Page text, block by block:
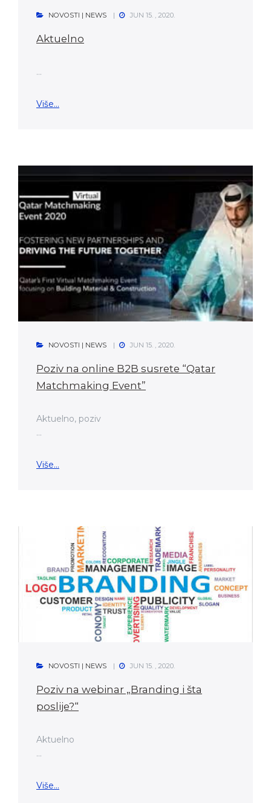
NOVOSTI | NEWS JUN 15. , 2020.
Aktuelno
...
Više...
NOVOSTI | NEWS JUN 15. , 2020.
Poziv na online B2B susrete “Qatar
Matchmaking Event”
Aktuelno, poziv
...
Više...
NOVOSTI | NEWS JUN 15. , 2020.
Poziv na webinar „Branding i šta
poslije?“
Aktuelno
...
Više...